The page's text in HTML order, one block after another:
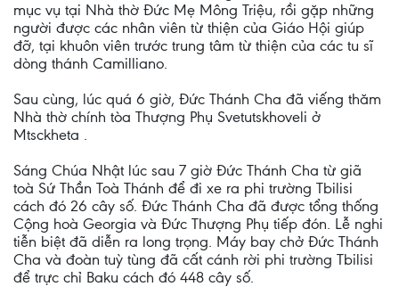
mục vụ tại Nhà thờ Đức Mẹ Mông Triệu, rồi gặp những
người được các nhân viên từ thiện của Giáo Hội giúp
đỡ, tại khuôn viên trước trung tâm từ thiện của các tu sĩ
dòng thánh Camilliano.
Sau cùng, lúc quá 6 giờ, Đức Thánh Cha đã viếng thăm
Nhà thờ chính tòa Thượng Phụ Svetutskhoveli ở
Mtsckheta .
Sáng Chúa Nhật lúc sau 7 giờ Đức Thánh Cha từ giã
toà Sứ Thần Toà Thánh để đi xe ra phi trường Tbilisi
cách đó 26 cây số. Đức Thánh Cha đã được tổng thống
Cộng hoà Georgia và Đức Thượng Phụ tiếp đón. Lễ nghi
tiễn biệt đã diễn ra long trọng. Máy bay chở Đức Thánh
Cha và đoàn tuỳ tùng đã cất cánh rời phi trường Tbilisi
để trực chỉ Baku cách đó 448 cây số.